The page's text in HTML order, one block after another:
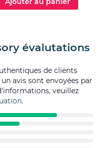
évalutations
de clients
avis sont envoyées par
veuillez
.